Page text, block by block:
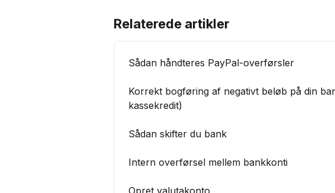
Relaterede artikler
Sådan håndteres PayPal-overførsler
Korrekt bogføring af negativt beløb på din
kassekredit)
Sådan skifter du bank
Intern overførsel mellem bankkonti
Opret valutakonto